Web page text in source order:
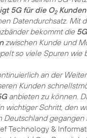
5G für die O2Kunden
Datendurchsatz. Mit
bekommt die
zwischen Kunde und
so viele Spuren wie
an der
Kunden
anbieten zu können.
wichtiger Schritt, den
Deutschland gegangen
Technology &